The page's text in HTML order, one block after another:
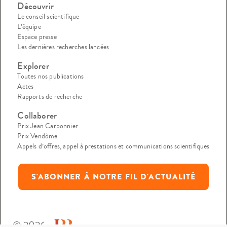
Découvrir
Le conseil scientifique
L’équipe
Espace presse
Les dernières recherches lancées
Explorer
Toutes nos publications
Actes
Rapports de recherche
Collaborer
Prix Jean Carbonnier
Prix Vendôme
Appels d’offres, appel à prestations et communications scientifiques
S'ABONNER À NOTRE FIL D'ACTUALITÉ